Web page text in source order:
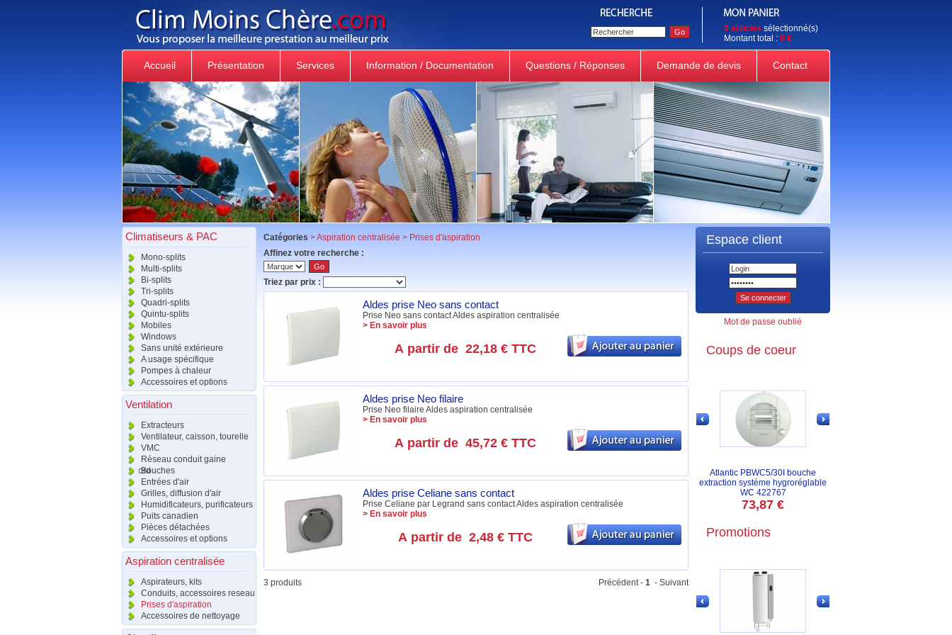
0 articles sélectionné(s)
Montant total : 0 €
Accueil Présentation Services Information / Documentation Questions / Réponses Demande de devis Contact
Climatiseurs & PAC
Mono-splits
Multi-splits
Bi-splits
Tri-splits
Quadri-splits
Quintu-splits
Mobiles
Windows
Sans unité extérieure
A usage spécifique
Pompes à chaleur
Accessoires et options
Ventilation
Extracteurs
Ventilateur, caisson, tourelle
VMC
Réseau conduit gaine
raccordBouches
Entrées d'air
Grilles, diffusion d'air
Humidificateurs, purificateurs
Puits canadien
Pièces détachées
Accessoires et options
Aspiration centralisée
Aspirateurs, kits
Conduits, accessoires reseau
Prises d'aspiration
Accessoires de nettoyage
Catégories >Aspiration centralisée > Prises d'aspiration
Affinez votre recherche :
Triez par prix :
Aldes prise Neo sans contact
Prise Neo sans contact Aldes aspiration centralisée
> En savoir plus
A partir de 22,18 €TTC
Aldes prise Neo filaire
Prise Neo filaire Aldes aspiration centralisée
> En savoir plus
A partir de 45,72 €TTC
Aldes prise Celiane sans contact
Prise Celiane par Legrand sans contact Aldes aspiration centralisée
> En savoir plus
A partir de 2,48 €TTC
3 produits Précédent - 1 - Suivant
Espace client
Mot de passe oublié
Coups de coeur
Atlantic PBWC5/30I bouche
extraction système hygroréglable
WC 422767
73,87 €
Promotions